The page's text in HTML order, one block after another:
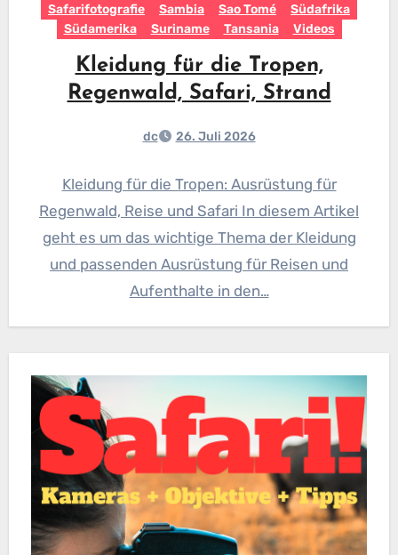
Safarifotografie
Sambia Sao Tomé
Südafrika
Südamerika
Suriname Tansania Videos
Kleidung für die Tropen,
Regenwald, Safari, Strand
dc 26. Juli 2026
Kleidung für die Tropen: Ausrüstung für
Regenwald, Reise und Safari In diesem Artikel
geht es um das wichtige Thema der Kleidung
und passenden Ausrüstung für Reisen und
Aufenthalte in den…